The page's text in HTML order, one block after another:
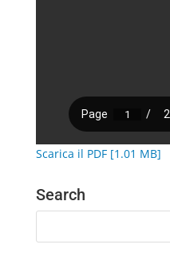
Scarica il PDF [1.01 MB]
Search